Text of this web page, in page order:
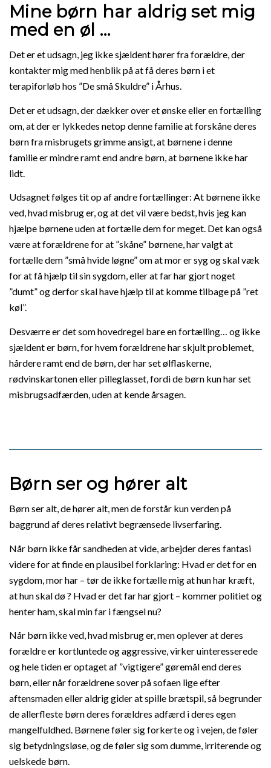
Mine børn har aldrig set mig
med en øl …
Det er et udsagn, jeg ikke sjældent hører fra forældre, der
kontakter mig med henblik på at få deres børn i et
terapiforløb hos ”De små Skuldre” i Århus.
Det er et udsagn, der dækker over et ønske eller en fortælling
om, at der er lykkedes netop denne familie at forskåne deres
børn fra misbrugets grimme ansigt, at børnene i denne
familie er mindre ramt end andre børn, at børnene ikke har
lidt.
Udsagnet følges tit op af andre fortællinger: At børnene ikke
ved, hvad misbrug er, og at det vil være bedst, hvis jeg kan
hjælpe børnene uden at fortælle dem for meget. Det kan også
være at forældrene for at ”skåne” børnene, har valgt at
fortælle dem ”små hvide løgne” om at mor er syg og skal væk
for at få hjælp til sin sygdom, eller at far har gjort noget
”dumt” og derfor skal have hjælp til at komme tilbage på ”ret
køl”.
Desværre er det som hovedregel bare en fortælling… og ikke
sjældent er børn, for hvem forældrene har skjult problemet,
hårdere ramt end de børn, der har set ølflaskerne,
rødvinskartonen eller pilleglasset, fordi de børn kun har set
misbrugsadfærden, uden at kende årsagen.
Børn ser og hører alt
Børn ser alt, de hører alt, men de forstår kun verden på
baggrund af deres relativt begrænsede livserfaring.
Når børn ikke får sandheden at vide, arbejder deres fantasi
videre for at finde en plausibel forklaring: Hvad er det for en
sygdom, mor har – tør de ikke fortælle mig at hun har kræft,
at hun skal dø ? Hvad er det far har gjort – kommer politiet og
henter ham, skal min far i fængsel nu?
Når børn ikke ved, hvad misbrug er, men oplever at deres
forældre er kortluntede og aggressive, virker uinteresserede
og hele tiden er optaget af ”vigtigere” gøremål end deres
børn, eller når forældrene sover på sofaen lige efter
aftensmaden eller aldrig gider at spille brætspil, så begrunder
de allerfleste børn deres forældres adfærd i deres egen
mangelfuldhed. Børnene føler sig forkerte og i vejen, de føler
sig betydningsløse, og de føler sig som dumme, irriterende og
uelskede børn.